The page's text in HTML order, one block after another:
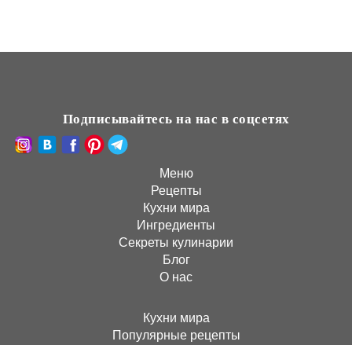
Подписывайтесь на нас в соцсетях
Меню
Рецепты
Кухни мира
Ингредиенты
Секреты кулинарии
Блог
О нас
Кухни мира
Популярные рецепты